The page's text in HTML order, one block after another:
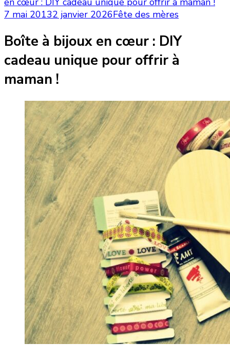
7 mai 20132 janvier 2026Fête des mères
Boîte à bijoux en cœur : DIY
cadeau unique pour offrir à
maman !